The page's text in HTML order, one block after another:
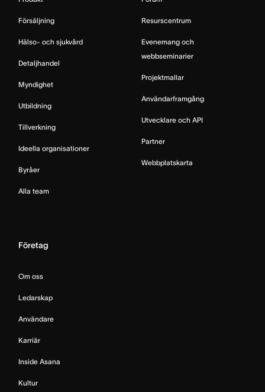
Försäljning
Hälso- och sjukvård
Detaljhandel
Myndighet
Utbildning
Tillverkning
Ideella organisationer
Byråer
Alla team
Resurscentrum
Evenemang och
webbseminarier
Projektmallar
Användarframgång
Utvecklare och API
Partner
Webbplatskarta
Företag
Om oss
Ledarskap
Användare
Karriär
Inside Asana
Kultur